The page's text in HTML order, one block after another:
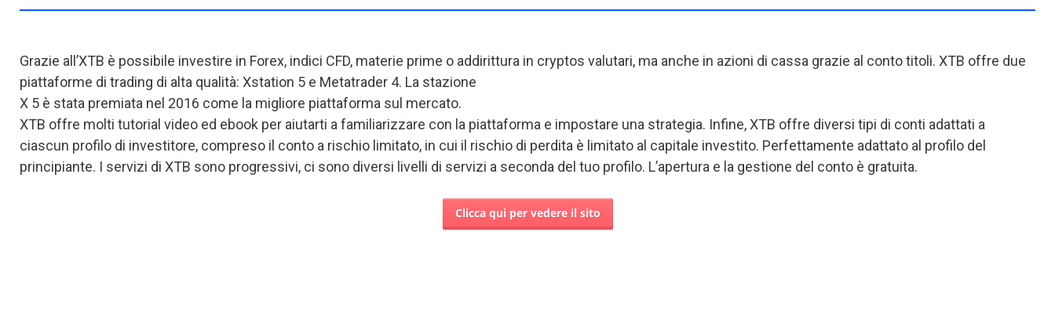
Grazie all’XTB è possibile investire in Forex, indici CFD, materie prime o addirittura in cryptos valutari, ma anche in azioni di cassa grazie al conto titoli. XTB offre due
piattaforme di trading di alta qualità: Xstation 5 e Metatrader 4. La stazione
X 5 è stata premiata nel 2016 come la migliore piattaforma sul mercato.
XTB offre molti tutorial video ed ebook per aiutarti a familiarizzare con la piattaforma e impostare una strategia. Infine, XTB offre diversi tipi di conti adattati a
ciascun profilo di investitore, compreso il conto a rischio limitato, in cui il rischio di perdita è limitato al capitale investito. Perfettamente adattato al profilo del
principiante. I servizi di XTB sono progressivi, ci sono diversi livelli di servizi a seconda del tuo profilo. L’apertura e la gestione del conto è gratuita.
Clicca qui per vedere il sito